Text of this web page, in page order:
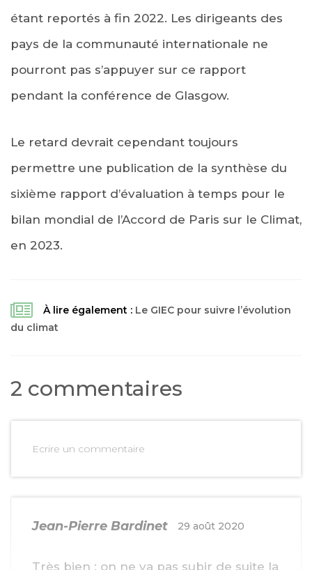
étant reportés à fin 2022. Les dirigeants des
pays de la communauté internationale ne
pourront pas s’appuyer sur ce rapport
pendant la conférence de Glasgow.
Le retard devrait cependant toujours
permettre une publication de la synthèse du
sixième rapport d’évaluation à temps pour le
bilan mondial de l’Accord de Paris sur le Climat,
en 2023.
À lire également : Le GIEC pour suivre l’évolution
du climat
2 commentaires
Ecrire un commentaire
Jean-Pierre Bardinet 29 août 2020
Très bien : on ne va pas subir de suite la